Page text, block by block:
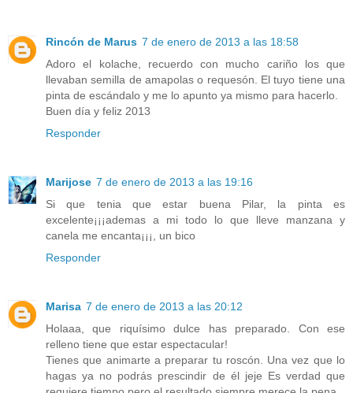
Rincón de Marus 7 de enero de 2013 a las 18:58
Adoro el kolache, recuerdo con mucho cariño los que
llevaban semilla de amapolas o requesón. El tuyo tiene una
pinta de escándalo y me lo apunto ya mismo para hacerlo.
Buen día y feliz 2013
Responder
Marijose 7 de enero de 2013 a las 19:16
Si que tenia que estar buena Pilar, la pinta es
excelente¡¡¡ademas a mi todo lo que lleve manzana y
canela me encanta¡¡¡, un bico
Responder
Marisa 7 de enero de 2013 a las 20:12
Holaaa, que riquísimo dulce has preparado. Con ese
relleno tiene que estar espectacular!
Tienes que animarte a preparar tu roscón. Una vez que lo
hagas ya no podrás prescindir de él jeje Es verdad que